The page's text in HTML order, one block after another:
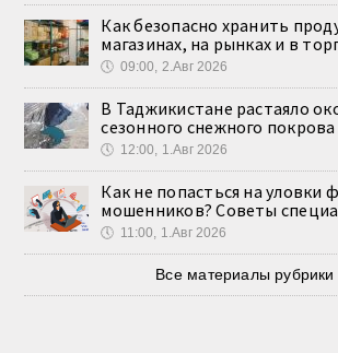
Как безопасно хранить
магазинах, на рынках и в
🕔 09:00, 2.Авг 2026
В Таджикистане растаяло
сезонного снежного покрова
🕔 12:00, 1.Авг 2026
Как не попасться на уловки
мошенников? Советы
🕔 11:00, 1.Авг 2026
Все материалы рубрики